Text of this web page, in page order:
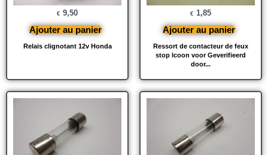
Relais clignotant 12v Honda
€ 9,50
Ajouter au panier
Ressort de contacteur de feux
stop Icoon voor Geverifieerd
door...
€ 1,85
Ajouter au panier